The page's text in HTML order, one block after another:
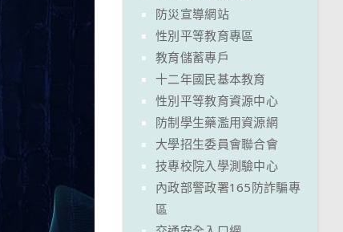
防災宣導網站
性別平等教育專區
教育儲蓄專戶
十二年國民基本教育
性別平等教育資源中心
防制學生藥濫用資源網
大學招生委員會聯合會
技專校院入學測驗中心
內政部警政署165防詐騙專
區